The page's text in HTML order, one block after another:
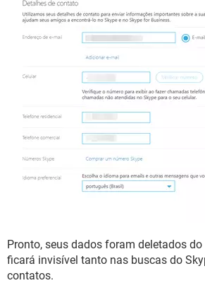
Pronto, seus dados foram deletados
ficará invisível tanto nas buscas do
contatos.